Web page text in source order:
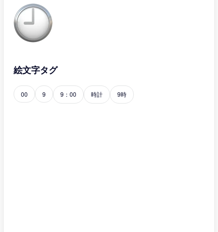
絵文字タグ
00 9 9：00 時計 9時